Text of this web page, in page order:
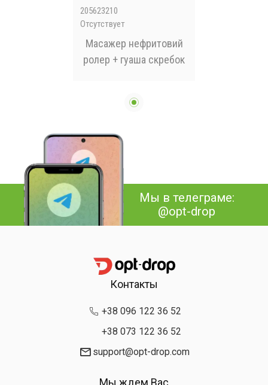
205623210
Отсутствует
Масажер нефритовий
ролер + гуаша скребок
Мы в телеграме:
@opt-drop
Контакты
+38 096 122 36 52
+38 073 122 36 52
support@opt-drop.com